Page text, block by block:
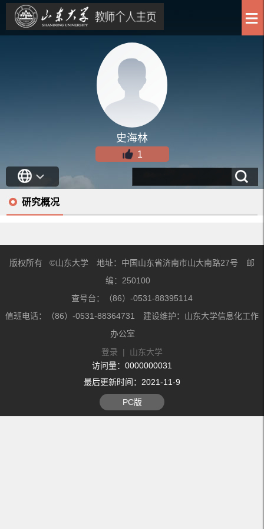
史海林
1
研究概况
版权所有 ©山东大学 地址：中国山东省济南市山大南路27号 邮
编：250100
查号台：（86）-0531-88395114
值班电话：（86）-0531-88364731 建设维护：山东大学信息化工作
办公室
登录 | 山东大学
访问量： 0000000031
最后更新时间： 2021-11-9
PC版